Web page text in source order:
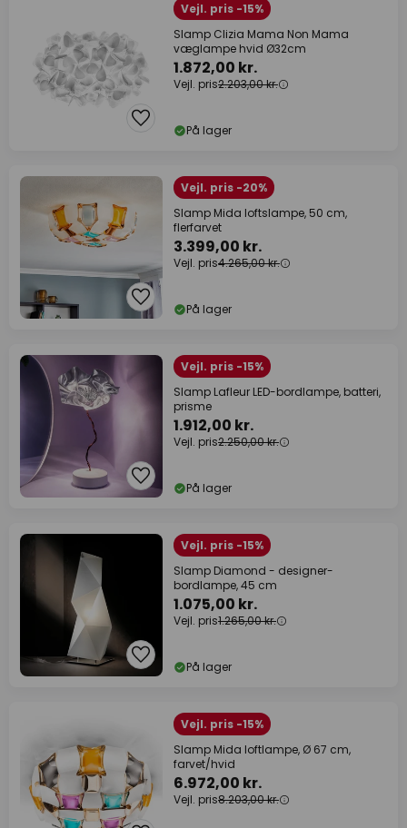
Vejl. pris -15%
Slamp Clizia Mama Non Mama
væglampe hvid Ø32cm
1.872,00 kr.
Vejl. pris2.203,00 kr.
På lager
Vejl. pris -20%
Slamp Mida loftslampe, 50 cm,
flerfarvet
3.399,00 kr.
Vejl. pris4.265,00 kr.
På lager
Vejl. pris -15%
Slamp Lafleur LED-bordlampe, batteri,
prisme
1.912,00 kr.
Vejl. pris2.250,00 kr.
På lager
Vejl. pris -15%
Slamp Diamond - designer-
bordlampe, 45 cm
1.075,00 kr.
Vejl. pris1.265,00 kr.
På lager
Vejl. pris -15%
Slamp Mida loftlampe, Ø 67 cm,
farvet/hvid
6.972,00 kr.
Vejl. pris8.203,00 kr.